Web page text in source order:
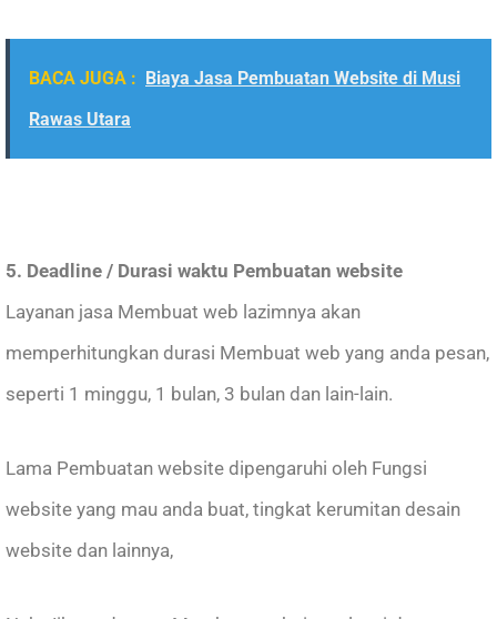
BACA JUGA : Biaya Jasa Pembuatan Website di Musi
Rawas Utara
5. Deadline / Durasi waktu Pembuatan website
Layanan jasa Membuat web lazimnya akan
memperhitungkan durasi Membuat web yang anda pesan,
seperti 1 minggu, 1 bulan, 3 bulan dan lain-lain.
Lama Pembuatan website dipengaruhi oleh Fungsi
website yang mau anda buat, tingkat kerumitan desain
website dan lainnya,